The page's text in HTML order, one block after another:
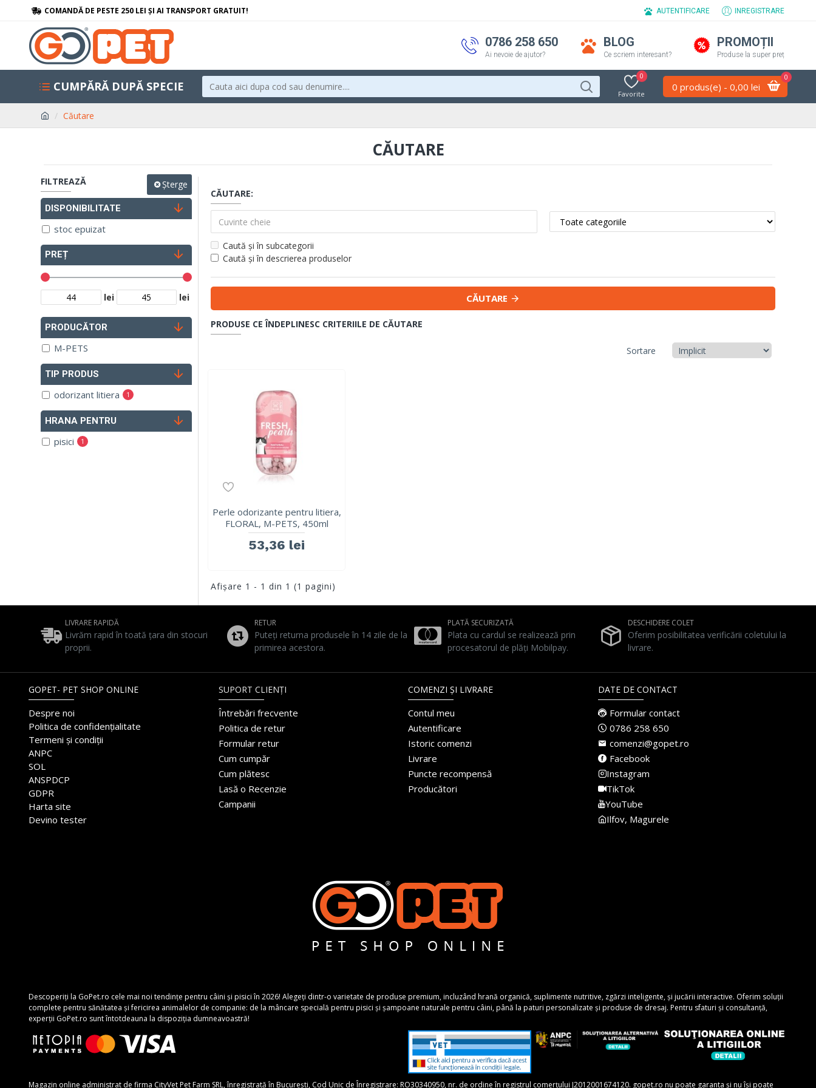
COMANDĂ DE PESTE 250 LEI ȘI AI TRANSPORT GRATUIT! AUTENTIFICARE INREGISTRARE
0786 258 650
Ai nevoie de ajutor?
BLOG
Ce scriem interesant?
PROMOȚII
Produse la super preț
CUMPĂRĂ DUPĂ SPECIE
Favorite
0
0 produs(e) - 0,00 lei
0
Căutare
CĂUTARE
FILTREAZĂ Șterge
PREȚ
lei lei
PRODUCĂTOR
M-PETS
TIP PRODUS
odorizant litiera 1
HRANA PENTRU
pisici 1
DISPONIBILITATE
stoc epuizat
CĂUTARE:
Caută și în subcategorii
Caută și în descrierea produselor
CĂUTARE
PRODUSE CE ÎNDEPLINESC CRITERIILE DE CĂUTARE
Sortare
Perle odorizante pentru litiera,
FLORAL, M-PETS, 450ml
53,36 lei
Afişare 1 - 1 din 1 (1 pagini)
LIVRARE RAPIDĂ
Livrăm rapid în toată țara din stocuri
proprii.
RETUR
Puteți returna produsele în 14 zile de la
primirea acestora.
PLATĂ SECURIZATĂ
Plata cu cardul se realizează prin
procesatorul de plăți Mobilpay.
DESCHIDERE COLET
Oferim posibilitatea verificării coletului la
livrare.
GOPET- PET SHOP ONLINE
Despre noi
Politica de confidențialitate
Termeni și condiții
ANPC
SOL
ANSPDCP
GDPR
Harta site
Devino tester
SUPORT CLIENȚI
Întrebări frecvente
Politica de retur
Formular retur
Cum cumpăr
Cum plătesc
Lasă o Recenzie
Campanii
COMENZI ȘI LIVRARE
Contul meu
Autentificare
Istoric comenzi
Livrare
Puncte recompensă
Producători
DATE DE CONTACT
Formular contact
0786 258 650
comenzi@gopet.ro
Facebook
Instagram
TikTok
YouTube
Ilfov, Magurele
Descoperiți la GoPet.ro cele mai noi tendințe pentru câini și pisici în 2026! Alegeți dintr-o varietate de produse premium, incluzând hrană organică, suplimente nutritive, zgărzi inteligente, și jucării interactive. Oferim soluții
complete pentru sănătatea și fericirea animalelor de companie: de la mâncare specială pentru pisici și șampoane naturale pentru câini, până la paturi personalizate și produse de dresaj. Pentru sfaturi și consultanță,
experții GoPet.ro sunt întotdeauna la dispoziția dumneavoastră!
Magazin online administrat de firma CityVet Pet Farm SRL, înregistrată în București, Cod Unic de Înregistrare: RO30340950, nr. de ordine în registrul comerțului J2012001674120. gopet.ro nu poate garanta și nu își poate